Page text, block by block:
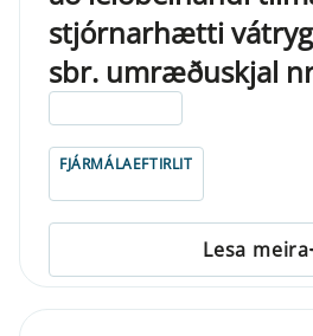
stjórnarhætti
sbr. umræðuskjal
FJÁRMÁLAEFTIRLIT
Lesa meira